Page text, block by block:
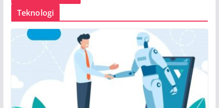
Teknologi